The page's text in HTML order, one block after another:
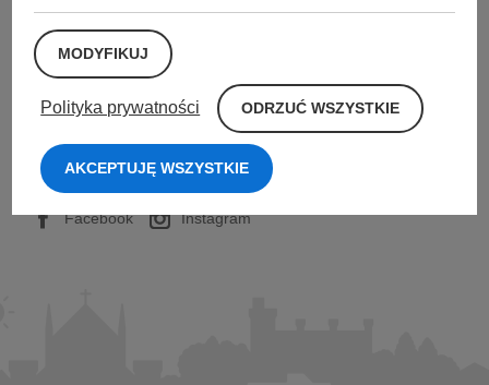
26 9076 0008 2001 0000 0215 0002
Sprawdź także
Śledź nas na
Facebook Instagram
MODYFIKUJ
Polityka prywatności ODRZUĆ WSZYSTKIE
AKCEPTUJĘ WSZYSTKIE